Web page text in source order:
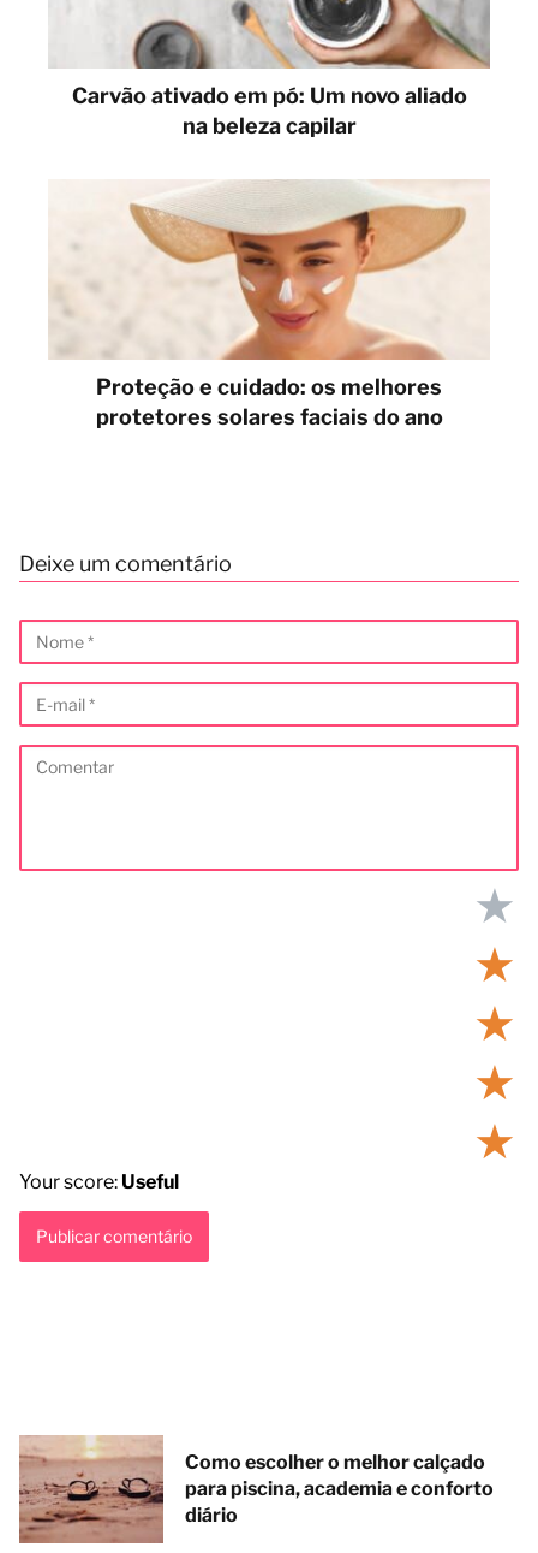
Carvão ativado em pó: Um novo aliado
na beleza capilar
Proteção e cuidado: os melhores
protetores solares faciais do ano
Deixe um comentário
★
★
★
★
★
Your score: Useful
Como escolher o melhor calçado
para piscina, academia e conforto
diário